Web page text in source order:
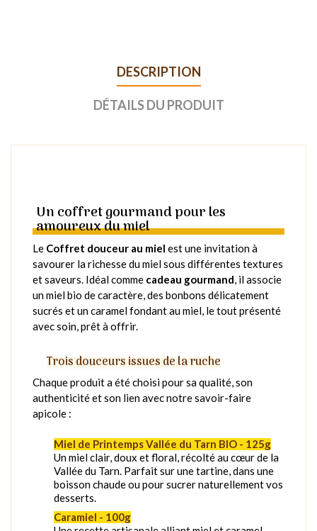
DESCRIPTION
DÉTAILS DU PRODUIT
Un coffret gourmand pour les
amoureux du miel
Le Coffret douceur au miel est une invitation à
savourer la richesse du miel sous différentes textures
et saveurs. Idéal comme cadeau gourmand, il associe
un miel bio de caractère, des bonbons délicatement
sucrés et un caramel fondant au miel, le tout présenté
avec soin, prêt à offrir.
Trois douceurs issues de la ruche
Chaque produit a été choisi pour sa qualité, son
authenticité et son lien avec notre savoir-faire
apicole :
Miel de Printemps Vallée du Tarn BIO - 125g
Un miel clair, doux et floral, récolté au cœur de la
Vallée du Tarn. Parfait sur une tartine, dans une
boisson chaude ou pour sucrer naturellement vos
desserts.
Caramiel - 100g